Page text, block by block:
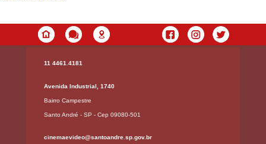
11 4461.4181
Avenida Industrial, 1740
Bairro Campestre
Santo André - SP - Cep 09080-501
cinemaevideo@santoandre.sp.gov.br